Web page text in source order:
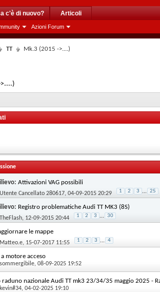
Azioni Forum
c'è di nuovo? Articoli
TT Mk.3 (2015 ->....)
Attivazioni VAG possibili
Utente Cancellato 280617, 04-09-2015 20:29 1 2 3 ... 25
Registro problematiche Audi TT MK3 (8S)
TheFlash, 12-09-2015 20:44 1 2 3 ... 30
le mappe
Matteo.e, 15-07-2017 11:55 1 2 3 ... 4
motore acceso
sommergibile, 08-09-2025 19:52
raduno nazionale Audi TT mk3 23/34/35 maggio 2025 -
kevin#34, 04-02-2025 19:10